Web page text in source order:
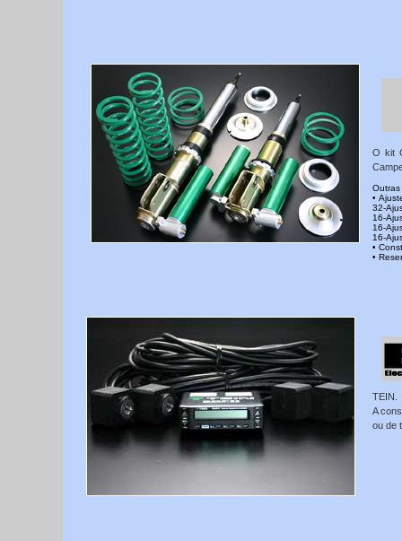
O kit
Outras
•
32-
16-
16-
16-
•
•
TEIN.
A
ou de